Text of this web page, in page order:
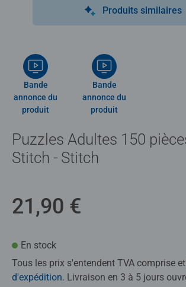
Produits similaires
Bande
annonce du
produit
Bande
annonce du
produit
Puzzles Adultes 150
Stitch - Stitch
21,90 €
En stock
Tous les prix s'entendent TVA comprise
d'expédition. Livraison en 3 à 5 jours